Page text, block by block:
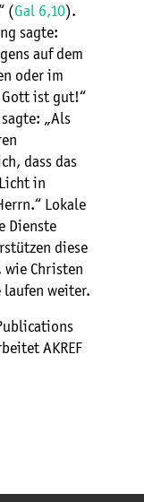
(Gal 6,10).
sagte:
auf dem
oder im
Gott ist gut!“
„Als
dass das
in
Lokale
Dienste
diese
wie Christen
laufen weiter.
AKREF